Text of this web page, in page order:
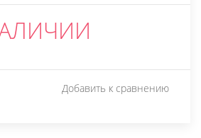
Добавить к сравнению